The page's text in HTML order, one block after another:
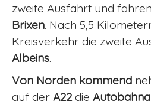
zweite Ausfahrt und
Brixen. Nach 5,5
Kreisverkehr die zweite
Albeins.
Von Norden kommend
auf der A22die